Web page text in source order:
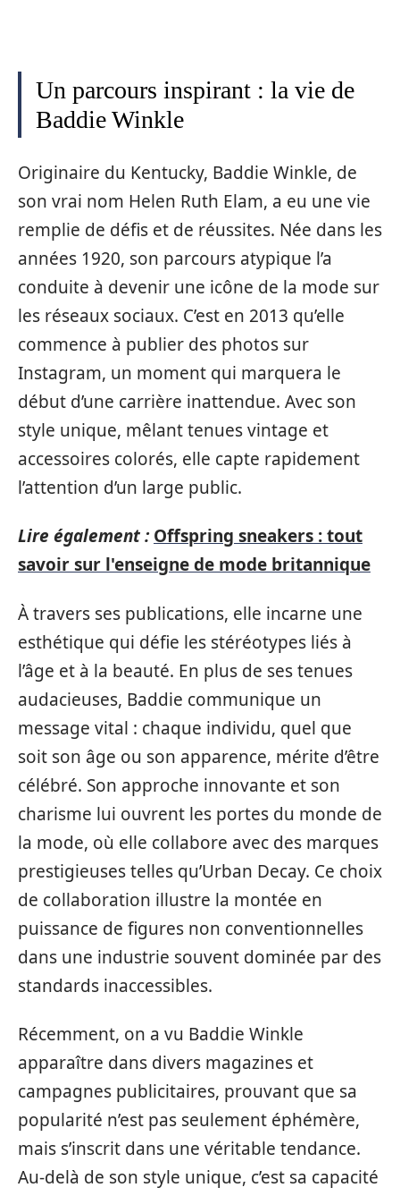
Un parcours inspirant : la vie de
Baddie Winkle
Originaire du Kentucky, Baddie Winkle, de
son vrai nom Helen Ruth Elam, a eu une vie
remplie de défis et de réussites. Née dans les
années 1920, son parcours atypique l’a
conduite à devenir une icône de la mode sur
les réseaux sociaux. C’est en 2013 qu’elle
commence à publier des photos sur
Instagram, un moment qui marquera le
début d’une carrière inattendue. Avec son
style unique, mêlant tenues vintage et
accessoires colorés, elle capte rapidement
l’attention d’un large public.
Lire également : Offspring sneakers : tout
savoir sur l'enseigne de mode britannique
À travers ses publications, elle incarne une
esthétique qui défie les stéréotypes liés à
l’âge et à la beauté. En plus de ses tenues
audacieuses, Baddie communique un
message vital : chaque individu, quel que
soit son âge ou son apparence, mérite d’être
célébré. Son approche innovante et son
charisme lui ouvrent les portes du monde de
la mode, où elle collabore avec des marques
prestigieuses telles qu’Urban Decay. Ce choix
de collaboration illustre la montée en
puissance de figures non conventionnelles
dans une industrie souvent dominée par des
standards inaccessibles.
Récemment, on a vu Baddie Winkle
apparaître dans divers magazines et
campagnes publicitaires, prouvant que sa
popularité n’est pas seulement éphémère,
mais s’inscrit dans une véritable tendance.
Au-delà de son style unique, c’est sa capacité